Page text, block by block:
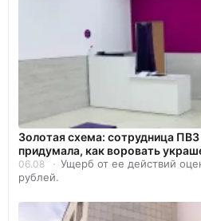
Золотая схема: сотрудница
придумала, как воровать
06.08
Ущерб от ее действий
рублей.